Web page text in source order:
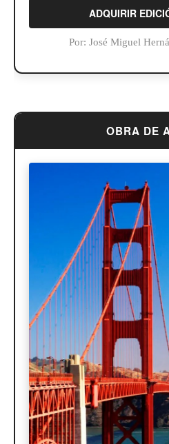
ADQUIRIR
Por: José Miguel
OBRA DE